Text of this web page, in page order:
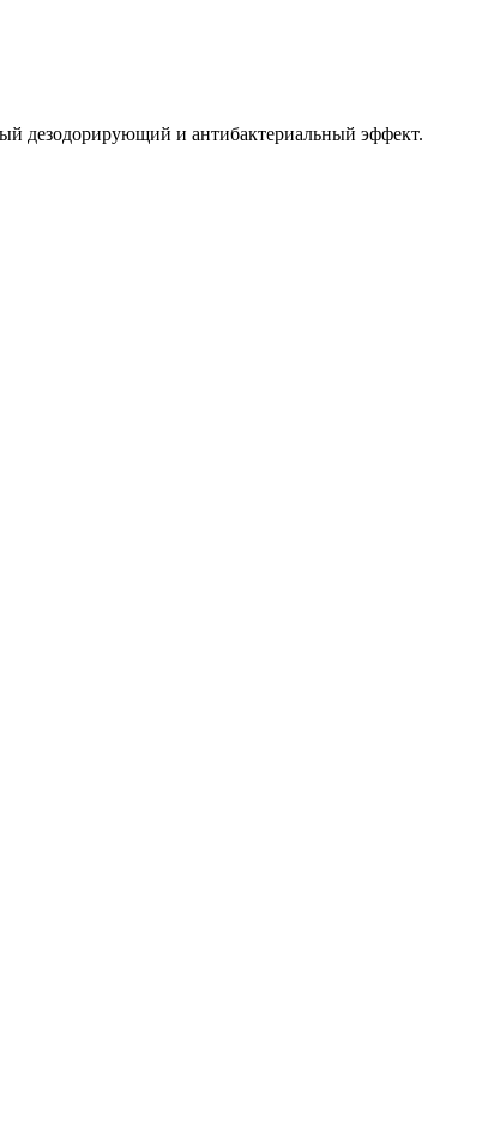
дезодорирующий и антибактериальный эффект.